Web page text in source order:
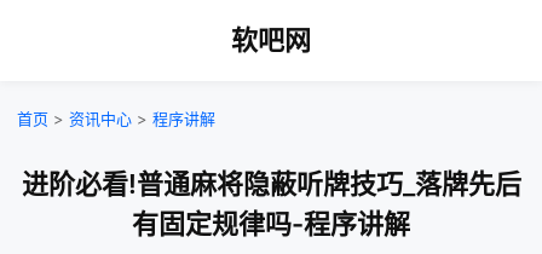
软吧网
首页 > 资讯中心 > 程序讲解
进阶必看!普通麻将隐蔽听牌技巧_落牌先后
有固定规律吗-程序讲解